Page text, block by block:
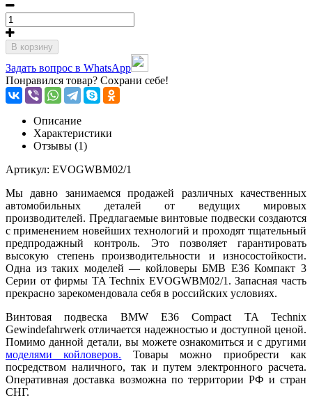
В корзину
Задать вопрос в WhatsApp
Понравился товар? Сохрани себе!
Описание
Характеристики
Отзывы (1)
Артикул: EVOGWBM02/1
Мы давно занимаемся продажей различных качественных
автомобильных деталей от ведущих мировых
производителей. Предлагаемые винтовые подвески создаются
с применением новейших технологий и проходят тщательный
предпродажный контроль. Это позволяет гарантировать
высокую степень производительности и износостойкости.
Одна из таких моделей — койловеры БМВ Е36 Компакт 3
Серии от фирмы TA Technix EVOGWBM02/1. Запасная часть
прекрасно зарекомендовала себя в российских условиях.
Винтовая подвеска BMW E36 Compact TA Technix
Gewindefahrwerk отличается надежностью и доступной ценой.
Помимо данной детали, вы можете ознакомиться и с другими
моделями койловеров. Товары можно приобрести как
посредством наличного, так и путем электронного расчета.
Оперативная доставка возможна по территории РФ и стран
СНГ.